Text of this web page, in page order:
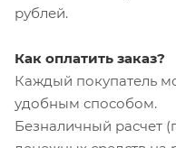
рублей.
Как оплатить заказ?
Каждый покупатель
удобным способом.
Безналичный расчет